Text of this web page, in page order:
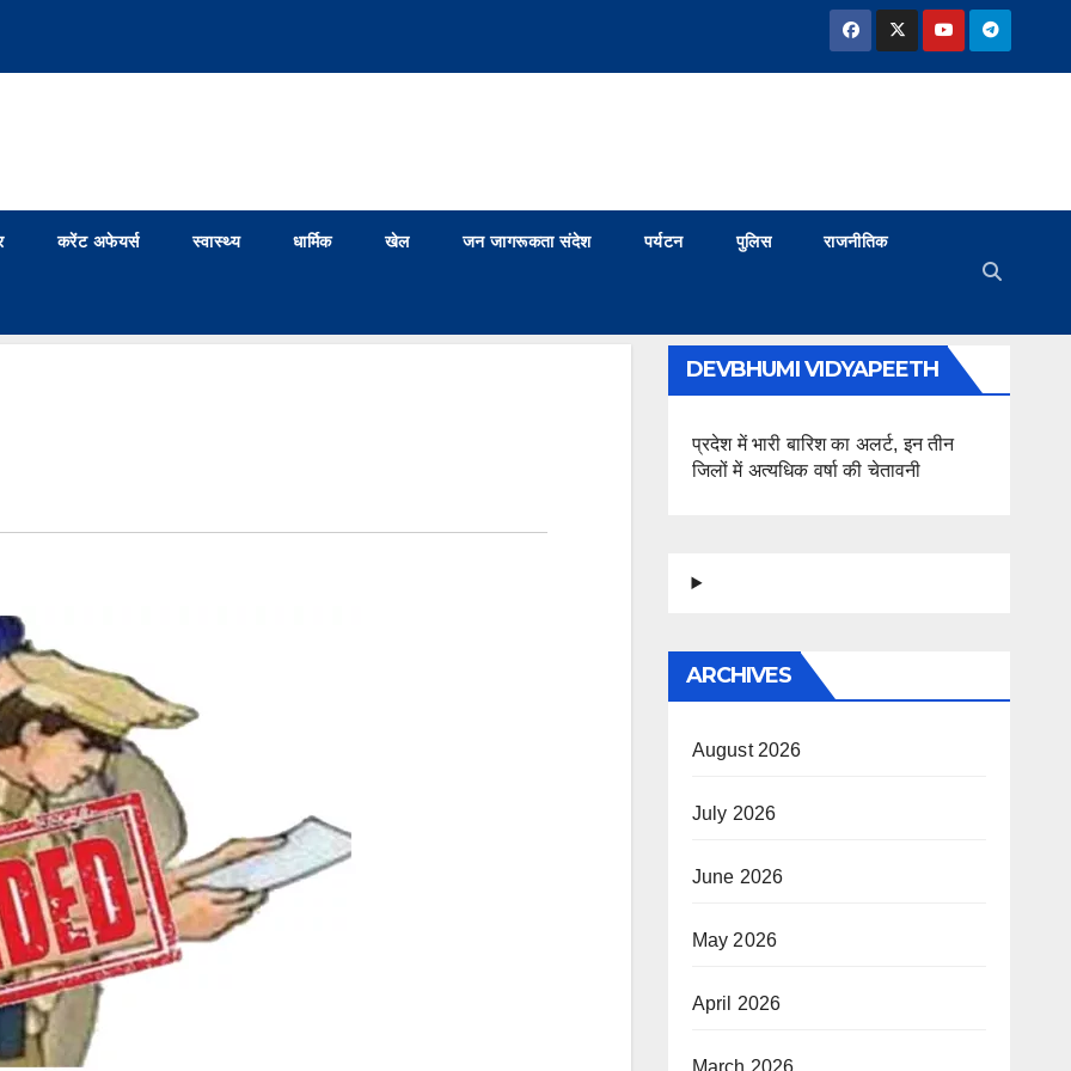
करेंट अफेयर्स स्वास्थ्य धार्मिक खेल जन जागरूकता संदेश पर्यटन पुलिस राजनीतिक
DEVBHUMI VIDYAPEETH
प्रदेश में भारी बारिश का अलर्ट, इन तीन
जिलों में अत्यधिक वर्षा की चेतावनी
ARCHIVES
August 2026
July 2026
June 2026
May 2026
April 2026
March 2026